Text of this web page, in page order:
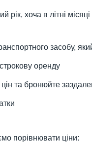
рік, хоча в літні
засобу,
оренду
та бронюйте
порівнювати ціни: